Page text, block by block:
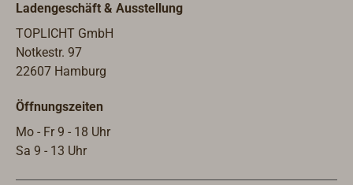
Ladengeschäft & Ausstellung
TOPLICHT GmbH
Notkestr. 97
22607 Hamburg
Öffnungszeiten
Mo - Fr 9 - 18 Uhr
Sa 9 - 13 Uhr